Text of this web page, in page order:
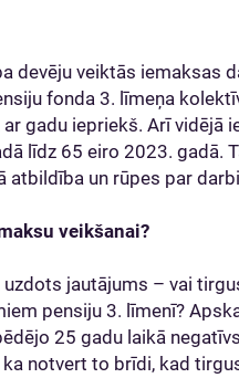
devēju veiktās iemaksas
fonda 3. līmeņa
gadu iepriekš. Arī vidējā
līdz 65 eiro 2023. gadā.
un rūpes par
veikšanai?
jautājums – vai
pensiju 3. līmenī?
25 gadu laikā negatīvs
notvert to brīdi, kad